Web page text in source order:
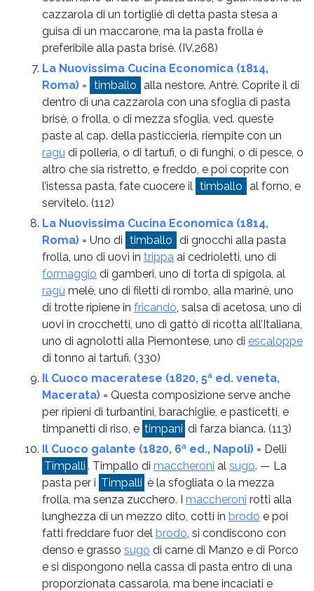
cazzarola di un tortigliè di detta pasta stesa a
guisa di un maccarone, ma la pasta frolla è
preferibile alla pasta brisè. (IV.268)
La Nuovissima Cucina Economica (1814,
Roma) = timballo
alla nestore. Antrè. Coprite il di
dentro di una cazzarola con una sfoglia di pasta
brisè, o frolla, o di mezza sfoglia, ved. queste
paste al cap. della pasticcieria, riempite con un
ragù di polleria, o di tartufi, o di funghi, o di pesce, o
altro che sia ristretto, e freddo, e poi coprite con
l’istessa pasta, fate cuocere il timballo
al forno, e
servitelo. (112)
La Nuovissima Cucina Economica (1814,
Roma) = Uno di timballo di gnocchi alla pasta
frolla, uno di uovi in trippa ai cedrioletti, uno di
formaggio di gamberi, uno di torta di spigola, al
ragù melè, uno di filetti di rombo, alla marinè, uno
di trotte ripiene in fricandò, salsa di acetosa, uno di
uovi in crocchetti, uno di gattò di ricotta all’Italiana,
uno di agnolotti alla Piemontese, uno di escaloppe
di tonno ai tartufi. (330)
Il Cuoco maceratese (1820, 5ª ed. veneta,
Macerata) = Questa composizione serve anche
per ripieni di turbantini, barachiglie, e pasticetti, e
timpanetti di riso, e timpani di farza bianca. (113)
Il Cuoco galante (1820, 6ª ed., Napoli) = Delli
Timpalli . Timpallo di maccheroni al sugo. — La
pasta per i Timpalli è la sfogliata o la mezza
frolla, ma senza zucchero. I maccheroni rotti alla
lunghezza di un mezzo dito, cotti in brodo e poi
fatti freddare fuor del brodo, si condiscono con
denso e grasso sugo di carne di Manzo e di Porco
e si dispongono nella cassa di pasta entro di una
proporzionata cassarola, ma bene incaciati e